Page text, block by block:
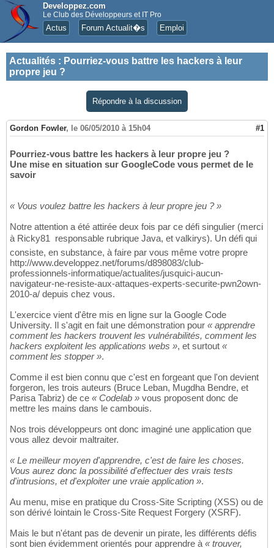
Developpez.com
Le Club des Développeurs et IT Pro
Actus Forum Actualit�s Emploi
Actualités : Pourriez-vous battre les hackers à leur
propre jeu ?
Répondre à la discussion
Gordon Fowler, le 06/05/2010 à 15h04 #1
Pourriez-vous battre les hackers à leur propre jeu ?
Une mise en situation sur GoogleCode vous permet de le
savoir
« Vous voulez battre les hackers à leur propre jeu ? »
Notre attention a été attirée deux fois par ce défi singulier (merci
à Ricky81  responsable rubrique Java, et valkirys). Un défi qui
consiste, en substance, à faire par vous même votre propre
http://www.developpez.net/forums/d898083/club-
professionnels-informatique/actualites/jusquici-aucun-
navigateur-ne-resiste-aux-attaques-experts-securite-pwn2own-
2010-a/ depuis chez vous.
L'exercice vient d'être mis en ligne sur la Google Code
University. Il s'agit en fait une démonstration pour « apprendre
comment les hackers trouvent les vulnérabilités, comment les
hackers exploitent les applications webs », et surtout «
comment les stopper ».
Comme il est bien connu que c'est en forgeant que l'on devient
forgeron, les trois auteurs (Bruce Leban, Mugdha Bendre, et
Parisa Tabriz) de ce « Codelab » vous proposent donc de
mettre les mains dans le cambouis.
Nos trois développeurs ont donc imaginé une application que
vous allez devoir maltraiter.
« Le meilleur moyen d'apprendre, c'est de faire les choses.
Vous aurez donc la possibilité d'effectuer des vrais tests
d'intrusions, et d'exploiter une vraie application ».
Au menu, mise en pratique du Cross-Site Scripting (XSS) ou de
son dérivé lointain le Cross-Site Request Forgery (XSRF).
Mais le but n'étant pas de devenir un pirate, les différents défis
sont bien évidemment orientés pour apprendre à « trouver,